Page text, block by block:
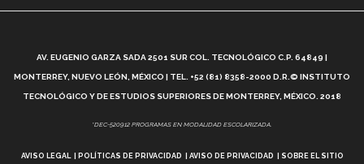
¿Cómo es el Modelo Educativo Tec? (video)
Vida Tec: Feminismo e Inteligencia Artificial, Paola
AV. EUGENIO GARZA SADA 2501 SUR COL. TECNOLÓGICO C.P. 64849 |
MONTERREY, NUEVO LEÓN, MÉXICO | TEL. +52 (81) 8358-2000 D.R.© INSTITUTO
TECNOLÓGICO Y DE ESTUDIOS SUPERIORES DE MONTERREY, MÉXICO. 2018
*DEC-520912 PROGRAMAS EN MODALIDAD ESCOLARIZADA.
AVISO LEGAL POLÍTICAS DE PRIVACIDAD AVISO DE PRIVACIDAD SOBRE EL SITIO